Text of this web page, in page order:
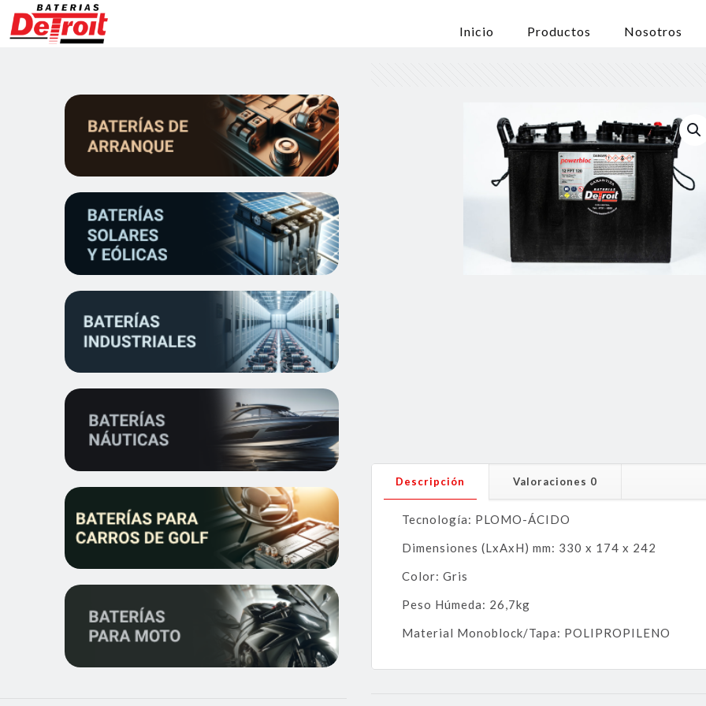
Inicio Productos Nosotros
Descripción Valoraciones 0
Tecnología: PLOMO-ÁCIDO
Dimensiones (LxAxH) mm: 330 x 174 x 242
Color: Gris
Peso Húmeda: 26,7kg
Material Monoblock/Tapa: POLIPROPILENO